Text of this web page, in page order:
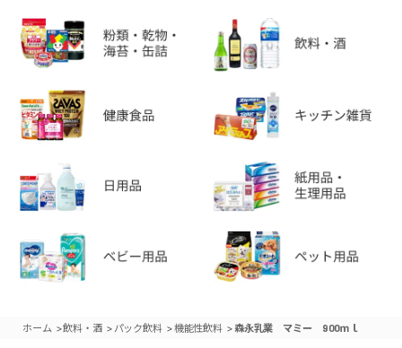
ホーム >飲料・酒 > パック飲料 >機能性飲料 > 森永乳業 マミー 900ｍｌ